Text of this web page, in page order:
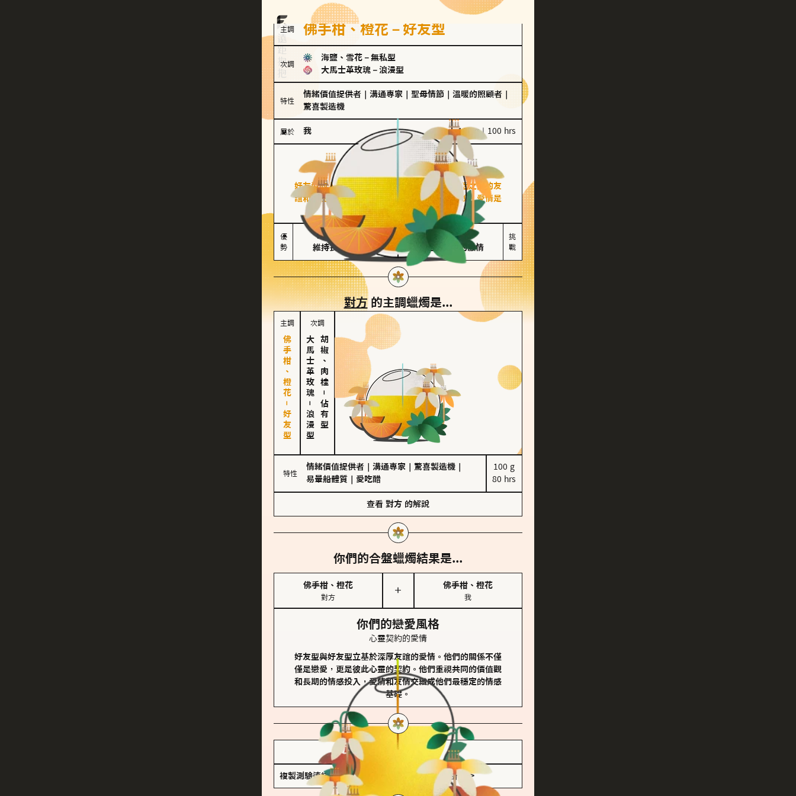
主調 佛手柑、橙花－好友型
次調
海鹽、雪花 － 無私型
大馬士革玫瑰 － 浪漫型
特性
情緒價值提供者 溝通專家 聖母情節 溫暖的照顧者
驚喜製造機
屬於 我 100 g｜100 hrs
好友型的人喜歡分享生活中的點滴，重視與伴侶之間的友
誼和信任，穩定感是重要的關鍵詞。對他們來說，愛情是
心靈深處的共鳴和理解。
優
勢
擅長聆聽與溝通
維持長期穩定關係
不喜歡變化
缺乏關係中的激情
挑
戰
對方的主調蠟燭是...
主調
佛手柑、橙花－好友型
次調
大馬士革玫瑰
－
浪漫型
胡椒、肉桂
－
佔有型
特性
情緒價值提供者 溝通專家 驚喜製造機
易暈船體質
愛吃醋
100 g
80 hrs
查看 對方 的解說
你們的合盤蠟燭結果是...
佛手柑、橙花
對方
＋
佛手柑、橙花
我
你們的戀愛風格
心靈契約的愛情
好友型與好友型立基於深厚友誼的愛情。他們的關係不僅
僅是戀愛，更是彼此心靈的契約。他們重視共同的價值觀
和長期的情感投入，愛情和友情交織成他們最穩定的情感
基礎。
複製測驗連結 查看香氛類型全解析 >>>